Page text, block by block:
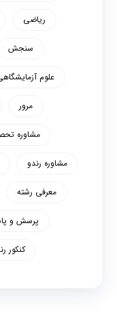
ریاضی
سنجش
علوم
مرور
مشاوره
مشاوره رندو
معرفی رشته
پرسش و
کنکور